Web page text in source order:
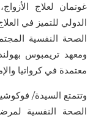
غوتمان لعلاج
الصحة النفسية
ومعهد تريمبوس
معتمدة في كرواتيا
وتتمتع السيدة/
الصحة النفسية